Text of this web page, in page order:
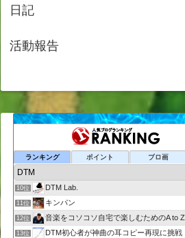
日記
活動報告
ランキング ポイント ブロ画
K.H.Editor
9位
10位 DTM Lab.
11位 キンパン
12位 音楽をコソコソ自宅で楽しむためのA to Z
13位 DTM初心者が神曲の耳コピー再現に挑戦